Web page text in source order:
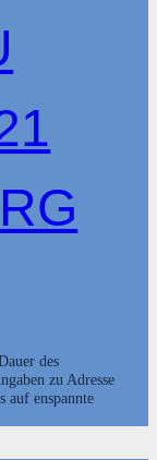
des
zu Adresse
auf enspannte